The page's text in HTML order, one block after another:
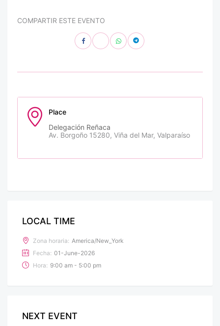
COMPARTIR ESTE EVENTO
Place
Delegación Reñaca
Av. Borgoño 15280, Viña del Mar, Valparaíso
LOCAL TIME
Zona horaria: America/New_York
Fecha: 01-June-2026
Hora: 9:00 am - 5:00 pm
NEXT EVENT